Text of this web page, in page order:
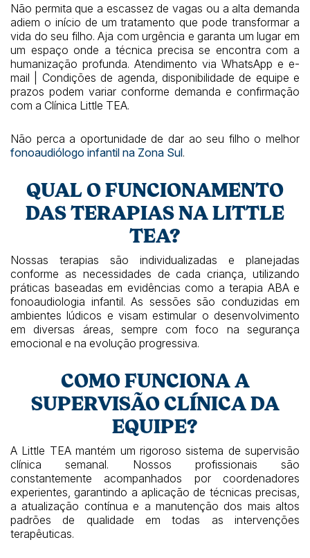
Não permita que a escassez de vagas ou a alta demanda
adiem o início de um tratamento que pode transformar a
vida do seu filho. Aja com urgência e garanta um lugar em
um espaço onde a técnica precisa se encontra com a
humanização profunda. Atendimento via WhatsApp e e-
mail | Condições de agenda, disponibilidade de equipe e
prazos podem variar conforme demanda e confirmação
com a Clínica Little TEA.
Não perca a oportunidade de dar ao seu filho o melhor
fonoaudiólogo infantil na Zona Sul.
QUAL O FUNCIONAMENTO
DAS TERAPIAS NA LITTLE
TEA?
Nossas terapias são individualizadas e planejadas
conforme as necessidades de cada criança, utilizando
práticas baseadas em evidências como a terapia ABA e
fonoaudiologia infantil. As sessões são conduzidas em
ambientes lúdicos e visam estimular o desenvolvimento
em diversas áreas, sempre com foco na segurança
emocional e na evolução progressiva.
COMO FUNCIONA A
SUPERVISÃO CLÍNICA DA
EQUIPE?
A Little TEA mantém um rigoroso sistema de supervisão
clínica semanal. Nossos profissionais são
constantemente acompanhados por coordenadores
experientes, garantindo a aplicação de técnicas precisas,
a atualização contínua e a manutenção dos mais altos
padrões de qualidade em todas as intervenções
terapêuticas.